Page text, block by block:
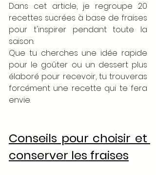
Dans cet article, je regroupe 20
recettes sucrées à base de fraises
pour t'inspirer pendant toute la
saison.
Que tu cherches une idée rapide
pour le goûter ou un dessert plus
élaboré pour recevoir, tu trouveras
forcément une recette qui te fera
envie.
Conseils pour choisir et
conserver les fraises